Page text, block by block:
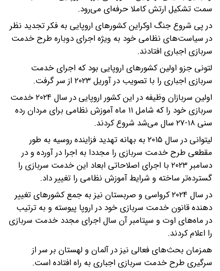
سمت تشکیل ارتش کاملا حرفه‌ای می‌رود.
در پی شروع جنگ اوکراین کشورهای اروپایی به فکر تجدید نظر
در سیاست‌های نظامی خود به ویژه اجرای دوباره طرح خدمت
سربازی اجباری افتادند.
لتونی جزو اولین کشورهای اروپایی بود که اجرای خدمت
سربازی اجباری را با تصویب در آوریل ۲۰۲۳ از سر گرفت.
اولین سربازان وظیفه در این کشور اروپایی در سال ۲۰۲۴ خدمت
سربازی خود را که شامل ۱۱ ماه آموزش نظامی برای مردان رده
سنی ۱۸-۲۷ سال می‌شد شروع کردند.
لیتوانی در سال ۲۰۱۵ به بهانه تهدید فزاینده روسیه به طور
مقطعی طرح خدمت سربازی را مجددا به اجرا در آورده و در
دسامبر ۲۰۲۳ با اجرای اصلاحاتی ابعاد این خدمت سربازی را
گسترده‌تر ساخته و شرایط آموزش نظامی را تغییر داد.
در سال ۲۰۲۴ کرواسی و صربستان نیز به جمع کشورهای تغییر
دهنده قانون خدمت سربازی خود در اروپا پیوسته و به ترتیب
در ماه‌های اوت و سپتامبر آن سال اجرای مجدد خدمت سربازی
را اعلام کردند.
همزمان بحث‌های فعالی نیز در آلمان و لهستان بر سر از
سرگیری طرح خدمت سربازی اجباری به راه افتاده است.